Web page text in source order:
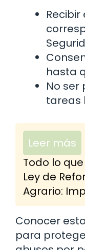
Recibir
hasta
No ser
tareas
Leer más
Todo lo
Ley de
Agrario:
Conocer
para